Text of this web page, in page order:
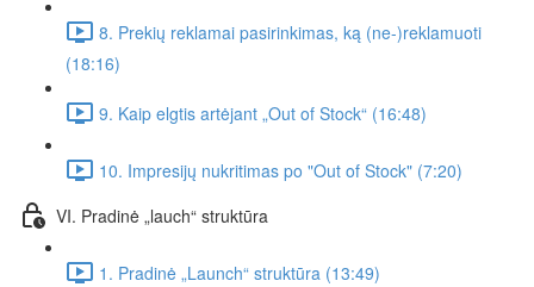
8. Prekių reklamai pasirinkimas, ką (ne-)reklamuoti
(18:16)
9. Kaip elgtis artėjant „Out of Stock“ (16:48)
10. Impresijų nukritimas po "Out of Stock" (7:20)
VI. Pradinė „lauch“ struktūra
1. Pradinė „Launch“ struktūra (13:49)